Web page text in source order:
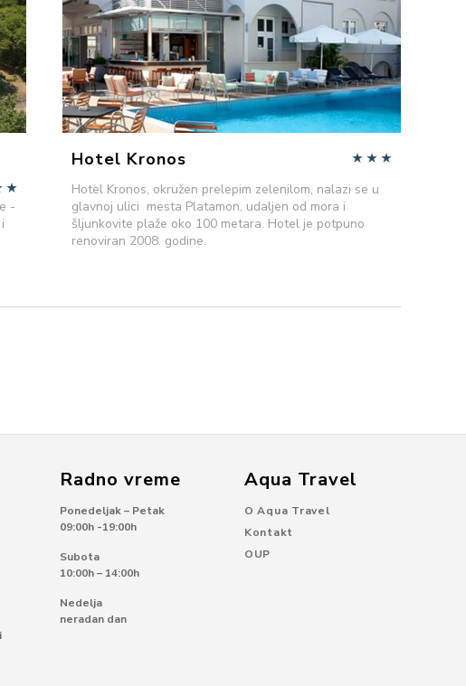
-
POŠALJITE UPIT
Hotel Kronos
Hotel Kronos, okružen prelepim zelenilom, nalazi se u
glavnoj ulici mesta Platamon, udaljen od mora i
šljunkovite plaže oko 100 metara. Hotel je potpuno
renoviran 2008. godine.
Radno vreme
Ponedeljak – Petak
09:00h -19:00h
Subota
10:00h – 14:00h
Nedelja
neradan dan
Aqua Travel
O Aqua Travel
Kontakt
OUP